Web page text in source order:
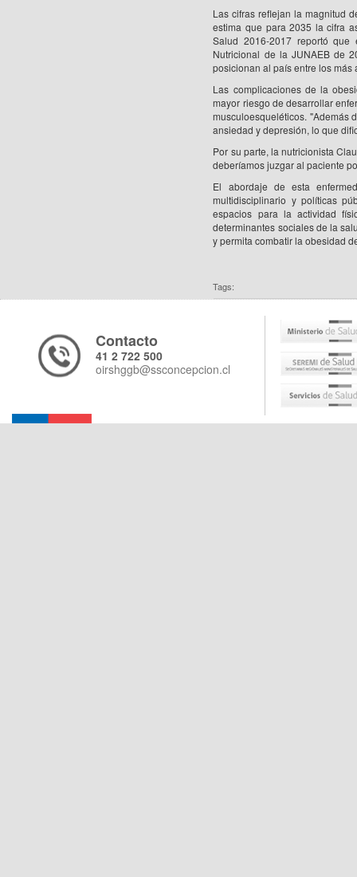
Las cifras reflejan la magnitud
estima que para 2035 la cifra
Salud 2016-2017 reportó
Nutricional de la JUNAEB de
posicionan al país entre los
Las complicaciones de la
mayor riesgo de desarrollar
musculoesqueléticos. "Además
ansiedad y depresión, lo que
Por su parte, la nutricionista
deberíamos juzgar al paciente
El abordaje de esta
multidisciplinario y políticas
espacios para la actividad
determinantes sociales de la
y permita combatir la obesidad
Tags:
Contacto
41 2 722 500
oirshggb@ssconcepcion.cl